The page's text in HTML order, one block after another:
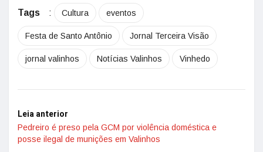
Tags : Cultura eventos
Festa de Santo Antônio Jornal Terceira Visão
jornal valinhos Notícias Valinhos Vinhedo
Leia anterior
Pedreiro é preso pela GCM por violência doméstica e
posse ilegal de munições em Valinhos